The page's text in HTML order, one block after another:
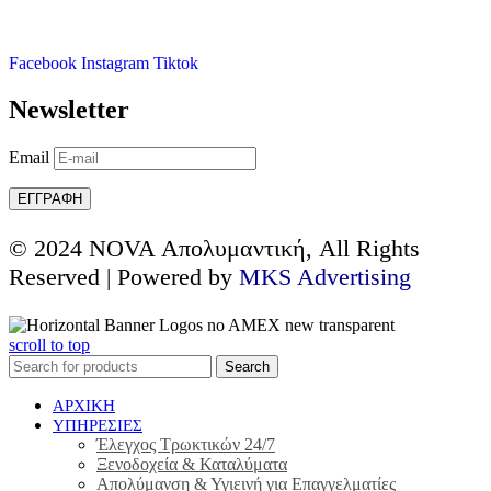
Facebook Instagram Tiktok
Newsletter
Email
© 2024 NOVA Απολυμαντική, All Rights
Reserved | Powered by MKS Advertising
scroll to top
Search
ΑΡΧΙΚΗ
ΥΠΗΡΕΣΙΕΣ
Έλεγχος Τρωκτικών 24/7
Ξενοδοχεία & Καταλύματα
Απολύμανση & Υγιεινή για Επαγγελματίες